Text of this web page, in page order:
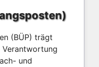
(BÜP) trägt
und